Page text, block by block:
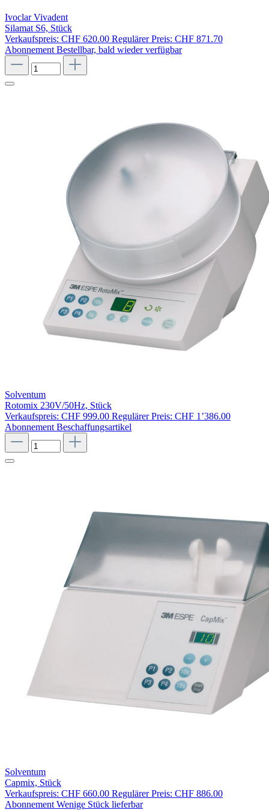
Ivoclar Vivadent
Silamat S6, Stück
Verkaufspreis: CHF 620.00 Regulärer Preis: CHF 871.70
Abonnement Bestellbar, bald wieder verfügbar
Solventum
Rotomix 230V/50Hz, Stück
Verkaufspreis: CHF 999.00 Regulärer Preis: CHF 1’386.00
Abonnement Beschaffungsartikel
Solventum
Capmix, Stück
Verkaufspreis: CHF 660.00 Regulärer Preis: CHF 886.00
Abonnement Wenige Stück lieferbar